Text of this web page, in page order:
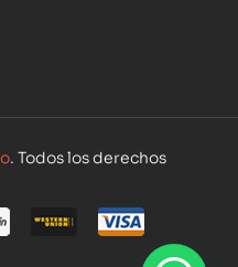
. Todos los derechos